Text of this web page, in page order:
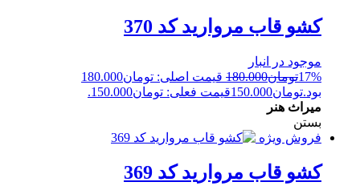
کشو قاب مروارید کد 370
موجود در انبار
17%تومان180.000
قیمت اصلی: تومان180.000
بود.تومان150.000قیمت فعلی: تومان150.000.
میراث هنر
بستن
فروش ویژه
کشو قاب مروارید کد 369